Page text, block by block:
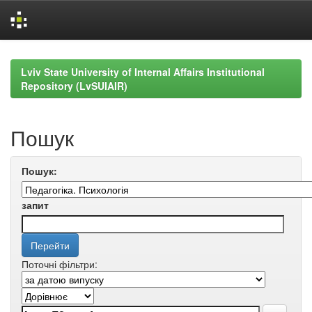
navigationLviv State University of Internal Affairs Institutional
Repository (LvSUIAIR)
Пошук
Пошук:
запит
Поточні фільтри: